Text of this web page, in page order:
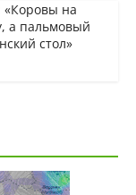
на
а пальмовый
стол»